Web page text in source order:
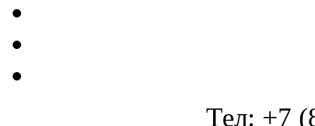
Тел: +7